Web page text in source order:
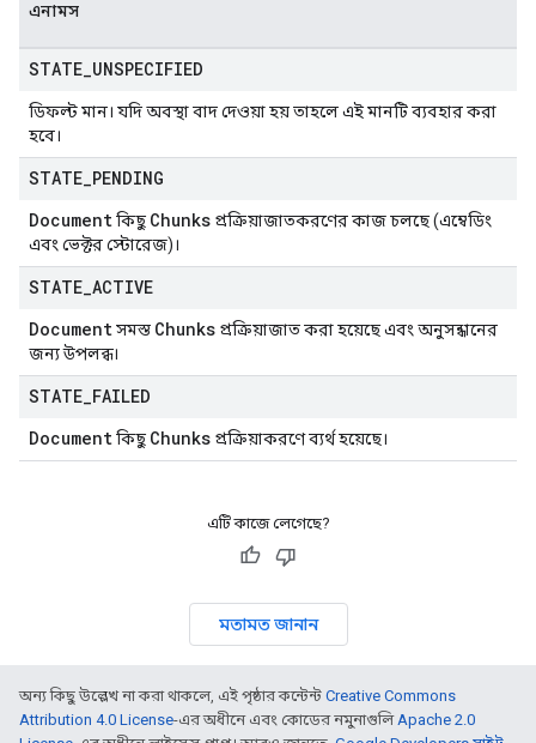
এনামস
STATE UNSPECIFIED
ডিফল্ট মান। যদি অবস্থা বাদ দেওয়া হয় তাহলে এই মানটি ব্যবহার করা
হবে।
STATE PENDING
Documentকিছু Chunks প্রক্রিয়াজাতকরণের কাজ চলছে (এম্বেডিং
এবং ভেক্টর স্টোরেজ)।
STATE ACTIVE
Documentসমস্ত Chunks প্রক্রিয়াজাত করা হয়েছে এবং অনুসন্ধানের
জন্য উপলব্ধ।
STATE FAILED
Documentকিছু Chunks প্রক্রিয়াকরণে ব্যর্থ হয়েছে।
এটি কাজে লেগেছে?
মতামত জানান
অন্য কিছু উল্লেখ না করা থাকলে, এই পৃষ্ঠার কন্টেন্ট Creative Commons
Attribution 4.0 License-এর অধীনে এবং কোডের নমুনাগুলিApache 2.0